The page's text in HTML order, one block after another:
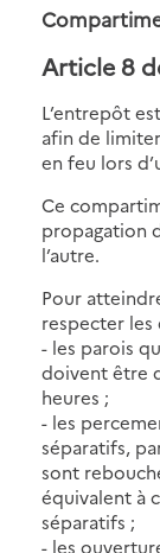
Article 8
L’entrepôt
afin de
en feu lors
Ce
propagation
l’autre.
Pour
respecter les
- les parois
doivent être
heures ;
- les
séparatifs,
sont
équivalent à
séparatifs ;
- les